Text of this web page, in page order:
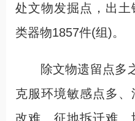
处文物发掘点，出
类器物1857件(组)。
除文物遗留点多之
克服环境敏感点多
改难、征地拆迁难